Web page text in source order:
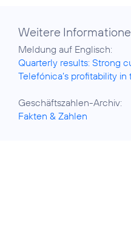
Weitere
Quarterly results: Strong
Telefónica’s profitability
Fakten & Zahlen